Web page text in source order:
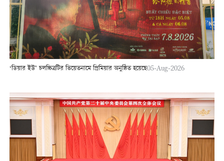
‘ডিয়ার ইউ’ চলচ্চিত্রটির ভিয়েতনামে প্রিমিয়ার অনুষ্ঠিত হয়েছে05-Aug-2026